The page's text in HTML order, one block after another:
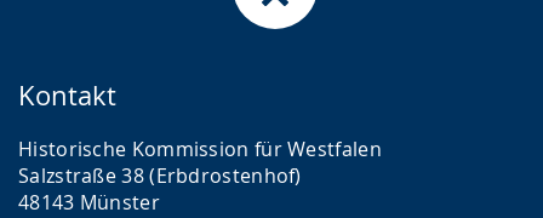
Kontakt
Historische Kommission für Westfalen
Salzstraße 38 (Erbdrostenhof)
48143 Münster